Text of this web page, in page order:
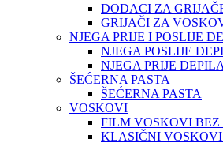
DODACI ZA
GRIJAČI ZA
NJEGA PRIJE I POSLIJE
NJEGA POSLIJE
NJEGA PRIJE
ŠEĆERNA PASTA
ŠEĆERNA PASTA
VOSKOVI
FILM VOSKOVI
KLASIČNI